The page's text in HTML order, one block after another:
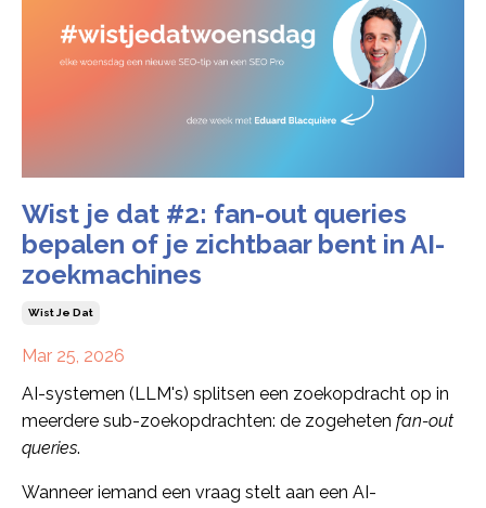
Wist je dat #2: fan-out queries
bepalen of je zichtbaar bent in AI-
zoekmachines
Wist Je Dat
Mar 25, 2026
AI-systemen (LLM's) splitsen een zoekopdracht op in
meerdere sub-zoekopdrachten: de zogeheten fan-out
queries.
Wanneer iemand een vraag stelt aan een AI-